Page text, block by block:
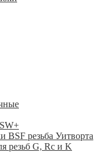
+
BSF резьба Уитворта
резьб G, Rc и K